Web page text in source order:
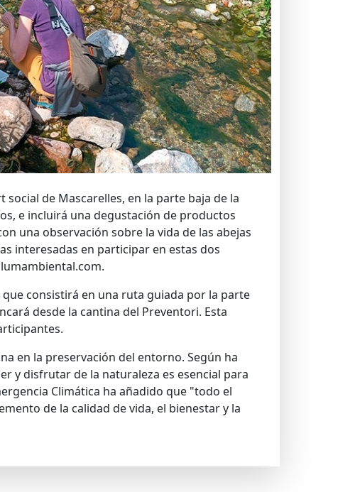
de Mascarelles, en la parte baja de la
e incluirá una degustación de productos
una observación sobre la vida de las abejas
interesadas en participar en estas dos
consistirá en una ruta guiada por la parte
desde la cantina del Preventori. Esta
en la preservación del entorno. Según ha
y disfrutar de la naturaleza es esencial para
Climática ha añadido que "todo el
de la calidad de vida, el bienestar y la